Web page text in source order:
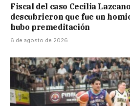
Fiscal del caso Cecilia
descubrieron que fue un
hubo premeditación
6 de agosto de 2026